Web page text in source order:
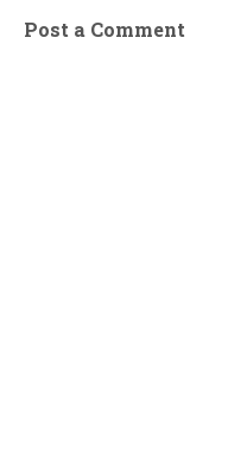
Post a Comment